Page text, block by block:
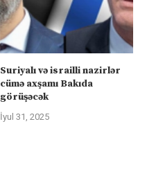
Suriyalı və israilli nazirlər
cümə axşamı Bakıda
görüşəcək
İyul 31, 2025